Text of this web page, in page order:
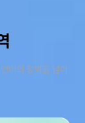
어의 장벽을 넘어